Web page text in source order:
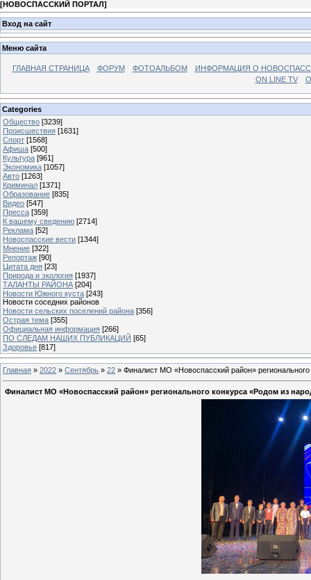
[НОВОСПАССКИЙ ПОРТАЛ]
Вход на сайт
Меню сайта
ГЛАВНАЯ СТРАНИЦА ФОРУМ ФОТОАЛЬБОМ
ИНФОРМАЦИЯ О
ON LINE TV
Categories
Общество [3239]
Происшествия [1631]
Спорт [1568]
Афиша [500]
Культура [961]
Экономика [1057]
Авто [1263]
Криминал [1371]
Образование [835]
Видео [547]
Пресса [359]
К вашему сведению [2714]
Реклама [52]
Новоспасские вести [1344]
Мнение [322]
Репортаж [90]
Цитата дня [23]
Природа и экология [1937]
ТАЛАНТЫ РАЙОНА [204]
Новости Южного куста [243]
Новости соседних районов
Новости сельских поселений района [356]
Острая тема [355]
Официальная информация [266]
ПО СЛЕДАМ НАШИХ ПУБЛИКАЦИЙ [65]
Здоровье [817]
Главная » 2022 » Сентябрь » 22 » Финалист МО «Новоспасский район»
Финалист МО «Новоспасский район» регионального конкурса «Родом из